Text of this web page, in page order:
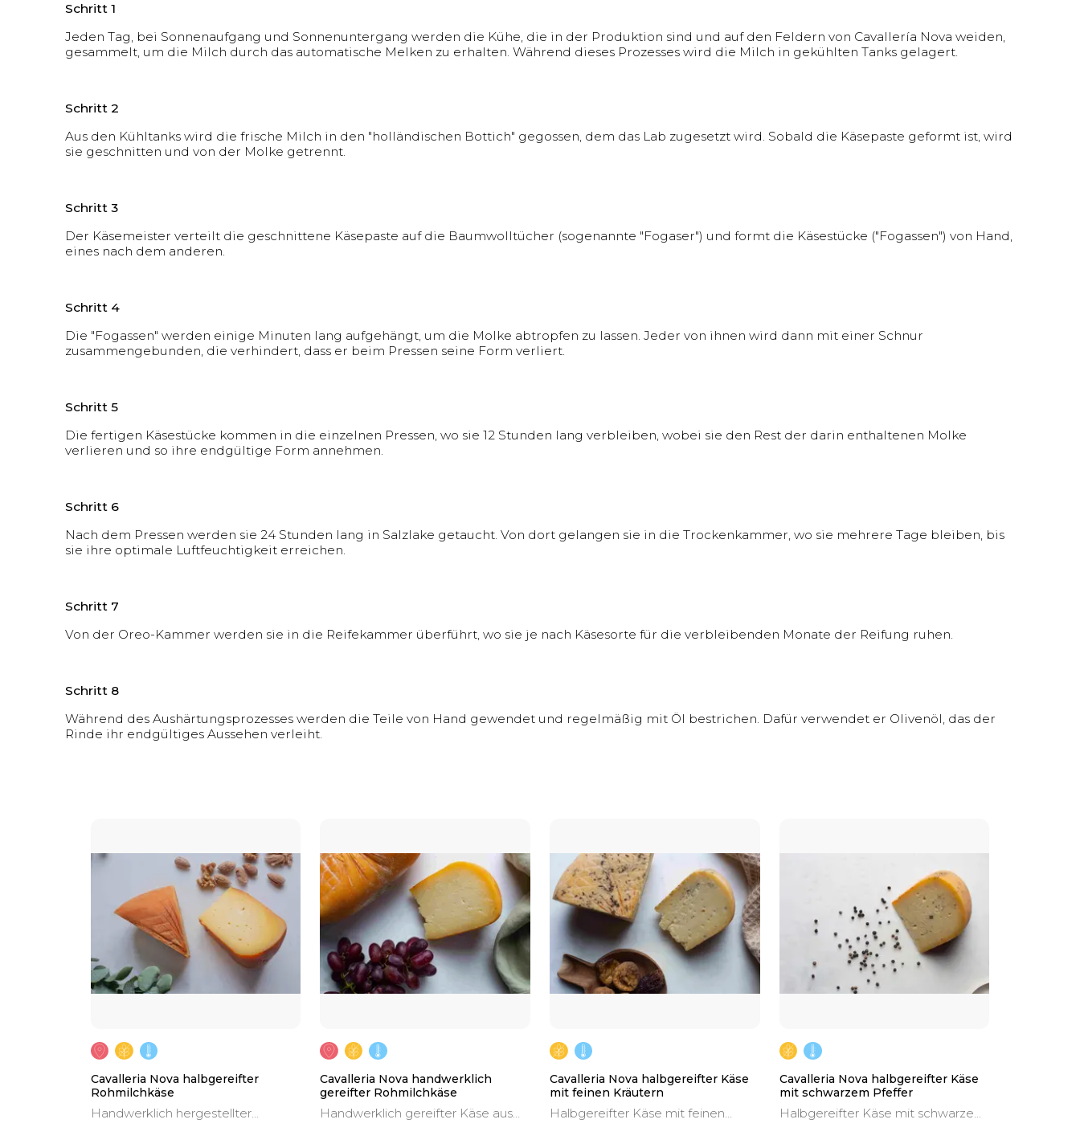
Schritt 1
Jeden Tag, bei Sonnenaufgang und Sonnenuntergang werden die Kühe, die in der Produktion sind und auf den Feldern von Cavallería Nova weiden,
gesammelt, um die Milch durch das automatische Melken zu erhalten. Während dieses Prozesses wird die Milch in gekühlten Tanks gelagert.
Schritt 2
Aus den Kühltanks wird die frische Milch in den "holländischen Bottich" gegossen, dem das Lab zugesetzt wird. Sobald die Käsepaste geformt ist, wird
sie geschnitten und von der Molke getrennt.
Schritt 3
Der Käsemeister verteilt die geschnittene Käsepaste auf die Baumwolltücher (sogenannte "Fogaser") und formt die Käsestücke ("Fogassen") von Hand,
eines nach dem anderen.
Schritt 4
Die "Fogassen" werden einige Minuten lang aufgehängt, um die Molke abtropfen zu lassen. Jeder von ihnen wird dann mit einer Schnur
zusammengebunden, die verhindert, dass er beim Pressen seine Form verliert.
Schritt 5
Die fertigen Käsestücke kommen in die einzelnen Pressen, wo sie 12 Stunden lang verbleiben, wobei sie den Rest der darin enthaltenen Molke
verlieren und so ihre endgültige Form annehmen.
Schritt 6
Nach dem Pressen werden sie 24 Stunden lang in Salzlake getaucht. Von dort gelangen sie in die Trockenkammer, wo sie mehrere Tage bleiben, bis
sie ihre optimale Luftfeuchtigkeit erreichen.
Schritt 7
Von der Oreo-Kammer werden sie in die Reifekammer überführt, wo sie je nach Käsesorte für die verbleibenden Monate der Reifung ruhen.
Schritt 8
Während des Aushärtungsprozesses werden die Teile von Hand gewendet und regelmäßig mit Öl bestrichen. Dafür verwendet er Olivenöl, das der
Rinde ihr endgültiges Aussehen verleiht.
Cavalleria Nova halbgereifter
Rohmilchkäse
Handwerklich hergestellter
Cavalleria Nova handwerklich
gereifter Rohmilchkäse
Handwerklich gereifter Käse aus
Cavalleria Nova halbgereifter Käse
mit feinen Kräutern
Halbgereifter Käse mit feinen
Cavalleria Nova halbgereifter Käse
mit schwarzem Pfeffer
Halbgereifter Käse mit schwarzem